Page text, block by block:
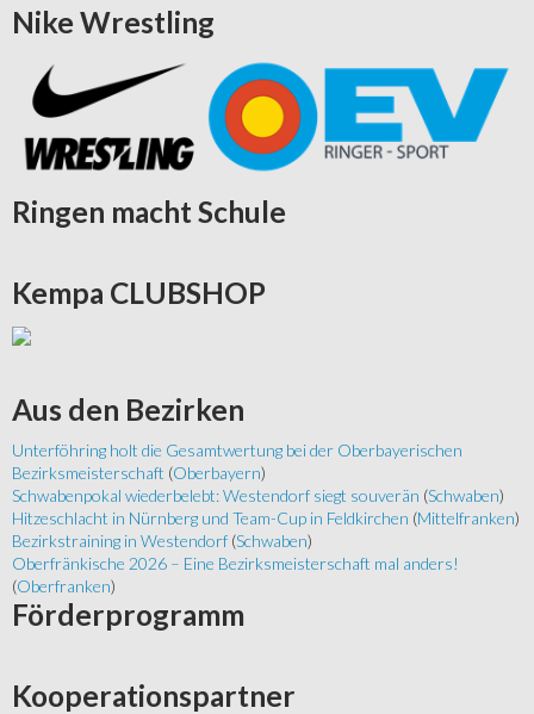
Nike Wrestling
Ringen macht Schule
Kempa CLUBSHOP
Aus den Bezirken
Unterföhring holt die Gesamtwertung bei der Oberbayerischen
Bezirksmeisterschaft (Oberbayern)
Schwabenpokal wiederbelebt: Westendorf siegt souverän (Schwaben)
Hitzeschlacht in Nürnberg und Team-Cup in Feldkirchen (Mittelfranken)
Bezirkstraining in Westendorf (Schwaben)
Oberfränkische 2026 – Eine Bezirksmeisterschaft mal anders!
(Oberfranken)
Förderprogramm
Kooperationspartner